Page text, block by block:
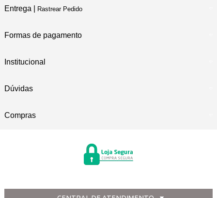
Entrega | Rastrear Pedido
Formas de pagamento
Institucional
Dúvidas
Compras